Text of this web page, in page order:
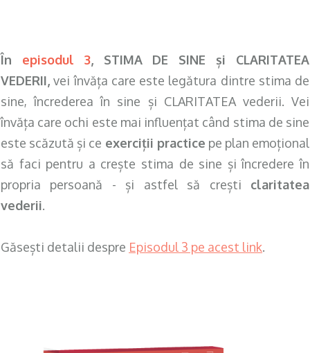
În episodul 3, STIMA DE SINE și CLARITATEA
VEDERII, vei învăța care este legătura dintre stima de
sine, încrederea în sine și CLARITATEA vederii. Vei
învăța care ochi este mai influențat când stima de sine
este scăzută și ce exerciții practice pe plan emoțional
să faci pentru a crește stima de sine și încredere în
propria persoană - și astfel să crești claritatea
vederii.
Găsești detalii despre Episodul 3 pe acest link.